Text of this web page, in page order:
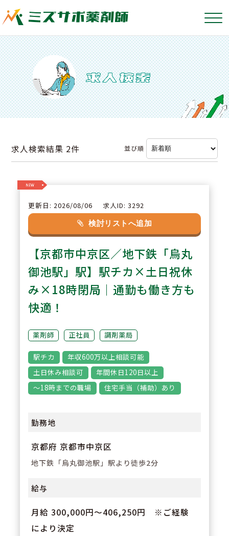
求人検索結果 2件 並び順
更新日: 2026/08/06 求人ID: 3292
検討リストへ追加
【京都市中京区／地下鉄「烏丸
御池駅」駅】駅チカ×土日祝休
み×18時閉局｜通勤も働き方も
快適！
薬剤師 正社員 調剤薬局
駅チカ
年収600万以上相談可能
土日休み相談可
年間休日120日以上
～18時までの職場
住宅手当（補助）あり
勤務地
京都府 京都市中京区
地下鉄「烏丸御池駅」駅より徒歩2分
給与
月給 300,000円～406,250円 ※ご経験
により決定